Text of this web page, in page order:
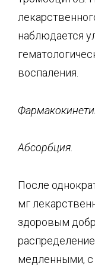
наблюдается
воспаления.
Абсорбция.
После
мг
здоровым
медленными,